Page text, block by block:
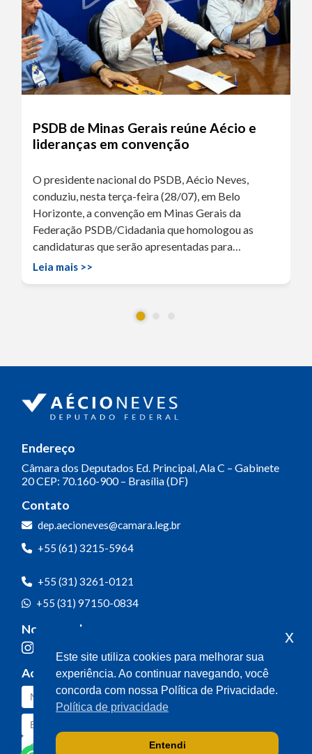
PSDB de Minas Gerais reúne Aécio e
lideranças em convenção
O presidente nacional do PSDB, Aécio Neves,
conduziu, nesta terça-feira (28/07), em Belo
Horizonte, a convenção em Minas Gerais da
Federação PSDB/Cidadania que homologou as
candidaturas que serão apresentadas para…
Leia mais >>
Endereço
Câmara dos Deputados Ed. Principal, Ala C – Gabinete
20CEP: 70.160-900 – Brasília (DF)
Contato
dep.aecioneves@camara.leg.br
+55 (61) 3215-5964
+55 (31) 3261-0121
+55 (31) 97150-0834
Nossas redes
Acompanhe o meu mandato
Este site utiliza cookies para melhorar sua
experiência. Ao continuar navegando, você
concorda com nossa Política de Privacidade.
Política de privacidade
Entendi
x